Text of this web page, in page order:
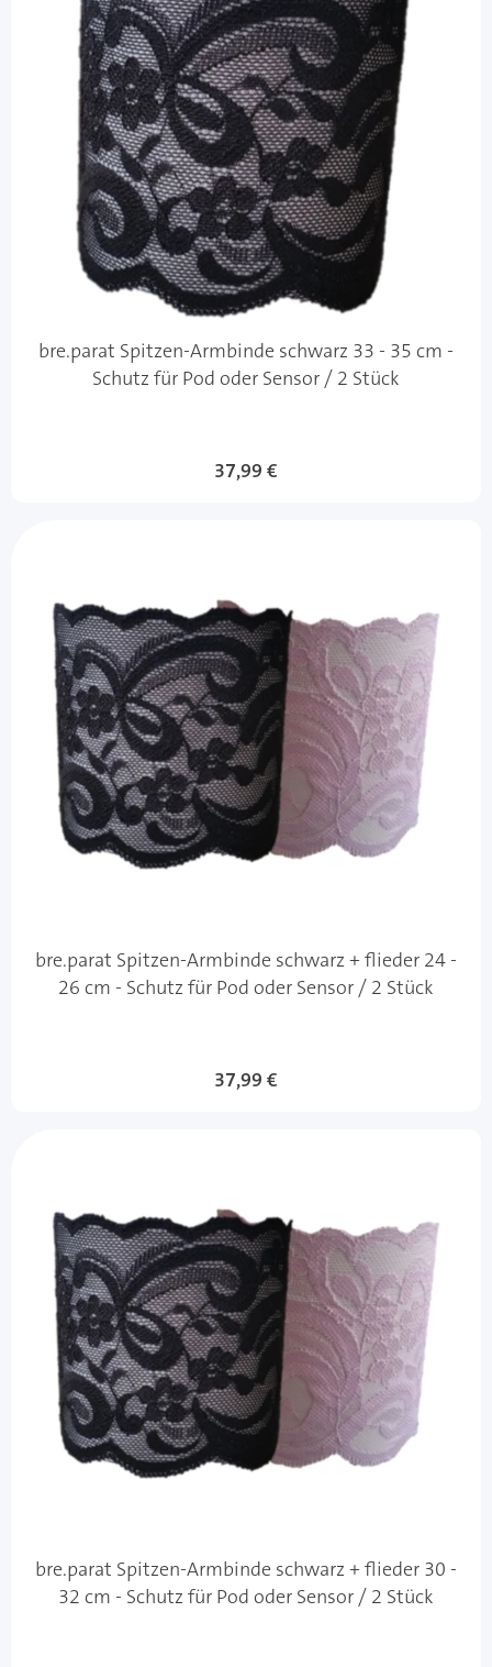
bre.parat Spitzen-Armbinde schwarz 33 - 35 cm -
Schutz für Pod oder Sensor / 2 Stück
37,99 €
bre.parat Spitzen-Armbinde schwarz + flieder 24 -
26 cm - Schutz für Pod oder Sensor / 2 Stück
37,99 €
bre.parat Spitzen-Armbinde schwarz + flieder 30 -
32 cm - Schutz für Pod oder Sensor / 2 Stück